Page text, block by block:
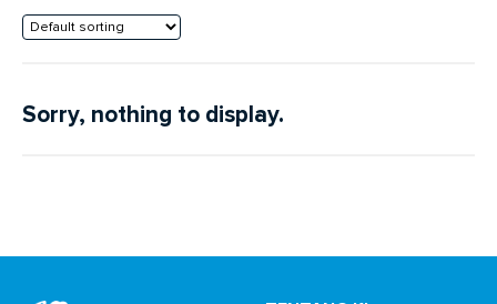
Sorry, nothing to display.